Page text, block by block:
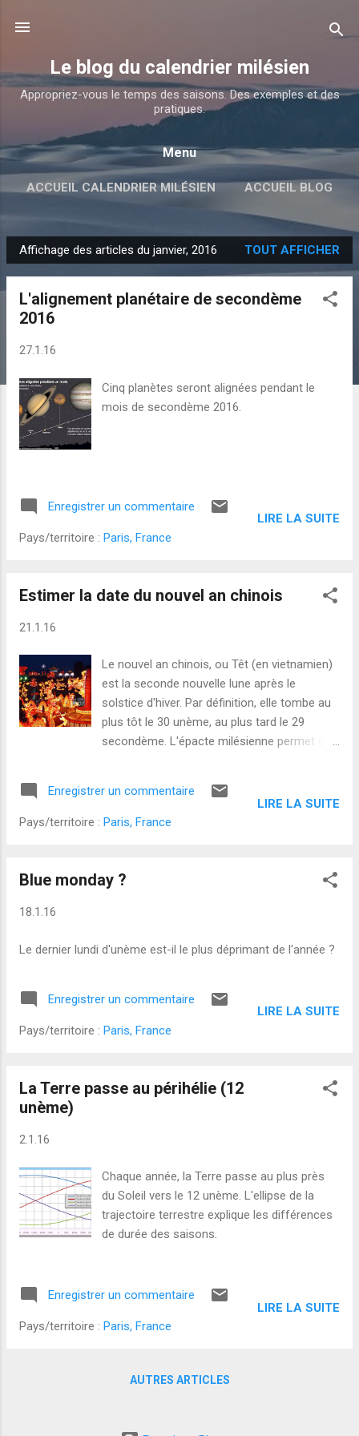
Le blog du calendrier milésien
Appropriez-vous le temps des saisons. Des exemples et des
pratiques.
Menu
ACCUEIL CALENDRIER MILÉSIEN ACCUEIL BLOG
A
r
Affichage des articles du janvier, 2016 TOUT AFFICHER
L'alignement planétaire de secondème
2016
27.1.16
Cinq planètes seront alignées pendant le
mois de secondème 2016.
Enregistrer un commentaire
Pays/territoire : Paris, France
LIRE LA SUITE
Estimer la date du nouvel an chinois
21.1.16
Le nouvel an chinois, ou Têt (en vietnamien)
est la seconde nouvelle lune après le
solstice d'hiver. Par définition, elle tombe au
plus tôt le 30 unème, au plus tard le 29
secondème. L'épacte milésienne permet de
Enregistrer un commentaire
Pays/territoire : Paris, France
LIRE LA SUITE
Blue monday ?
18.1.16
Le dernier lundi d'unème est-il le plus déprimant de l'année ?
Enregistrer un commentaire
Pays/territoire : Paris, France
LIRE LA SUITE
La Terre passe au périhélie (12
unème)
2.1.16
Chaque année, la Terre passe au plus près
du Soleil vers le 12 unème. L'ellipse de la
trajectoire terrestre explique les différences
de durée des saisons.
Enregistrer un commentaire
Pays/territoire : Paris, France
LIRE LA SUITE
AUTRES ARTICLES